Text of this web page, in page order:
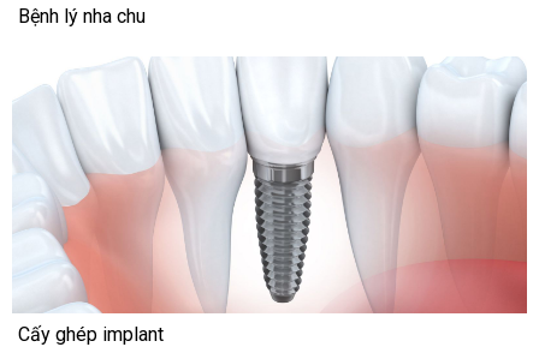
Bệnh lý nha chu
Cấy ghép implant